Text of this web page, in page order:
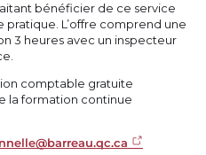
bénéficier de ce service
pratique. L’offre comprend une
3 heures avec un inspecteur
comptable gratuite
la formation continue